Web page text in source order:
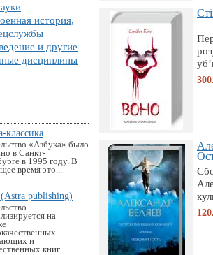
история,
и другие
дисциплины
классика
«Азбука» было
в Санкт-
в 1995 году. В
время это...
publishing)
на
и
книг...